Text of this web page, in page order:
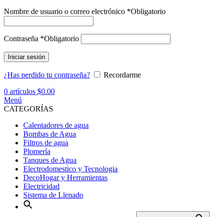
Nombre de usuario o correo electrónico *Obligatorio
Contraseña *Obligatorio
Iniciar sesión
¿Has perdido tu contraseña?
Recordarme
0 artículos $0.00
Menú
CATEGORÍAS
Calentadores de agua
Bombas de Agua
Filtros de agua
Plomería
Tanques de Agua
Electrodomestico y Tecnologia
DecoHogar y Herramientas
Electricidad
Sistema de Llenado